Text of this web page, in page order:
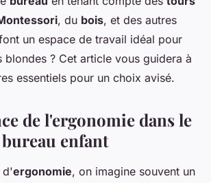
, du bois, et des autres
un espace de travail idéal pour
blondes ? Cet article vous guidera à
essentiels pour un choix avisé.
de l'ergonomie dans le
enfant
d'ergonomie, on imagine souvent un